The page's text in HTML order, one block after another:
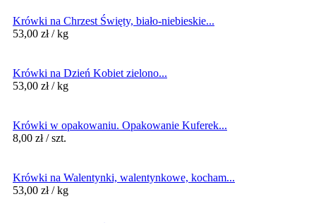
Krówki na Chrzest Święty, biało-niebieskie...
53,00 zł / kg
Krówki na Dzień Kobiet zielono...
53,00 zł / kg
Krówki w opakowaniu. Opakowanie Kuferek...
8,00 zł / szt.
Krówki na Walentynki, walentynkowe, kocham...
53,00 zł / kg